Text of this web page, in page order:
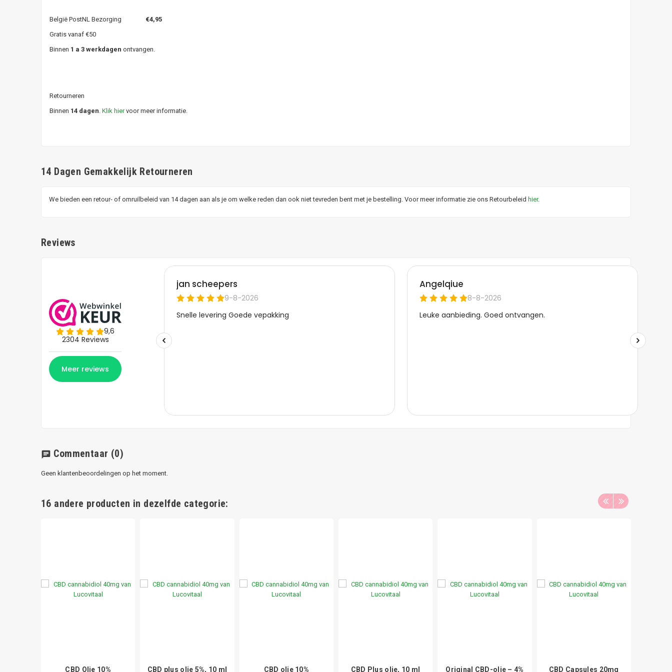
België PostNL Bezorging €4,95
Gratis vanaf €50
Binnen 1 a 3 werkdagen ontvangen.
Retourneren
Binnen 14 dagen. Klik hiervoor meer informatie.
14 Dagen Gemakkelijk Retourneren
We bieden een retour- of omruilbeleid van 14 dagen aan als je om welke reden dan ook niet tevreden bent met je bestelling. Voor meer informatie zie ons Retourbeleid hier.
Reviews
chat Commentaar (0)
Geen klantenbeoordelingen op het moment.
16 andere producten in dezelfde categorie:
CBD Olie 10% CBD plus olie 5%, 10 ml CBD olie 10% CBD Plus olie, 10 ml Original CBD-olie – 4% CBD Capsules 20mg